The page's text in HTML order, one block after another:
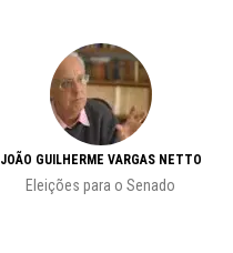
JOÃO GUILHERME VARGAS NETTO
Eleições para o Senado